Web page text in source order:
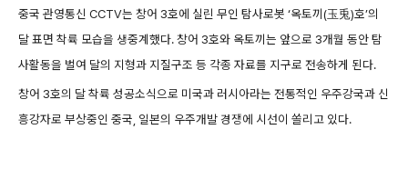
중국 관영통신 CCTV는 창어 3호에 실린 무인 탐사로봇 ‘옥토끼(玉兎)호’의
달 표면 착륙 모습을 생중계했다. 창어 3호와 옥토끼는 앞으로 3개월 동안 탐
사활동을 벌여 달의 지형과 지질구조 등 각종 자료를 지구로 전송하게 된다.
창어 3호의 달 착륙 성공소식으로 미국과 러시아라는 전통적인 우주강국과 신
흥강자로 부상중인 중국, 일본의 우주개발 경쟁에 시선이 쏠리고 있다.